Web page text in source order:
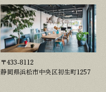
〒433-8112
静岡県浜松市中央区初生町1257